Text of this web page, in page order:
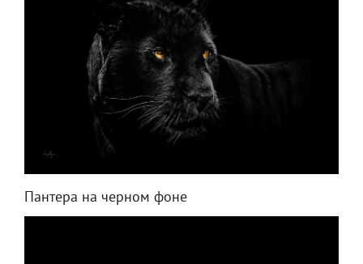
Пантера на черном фоне